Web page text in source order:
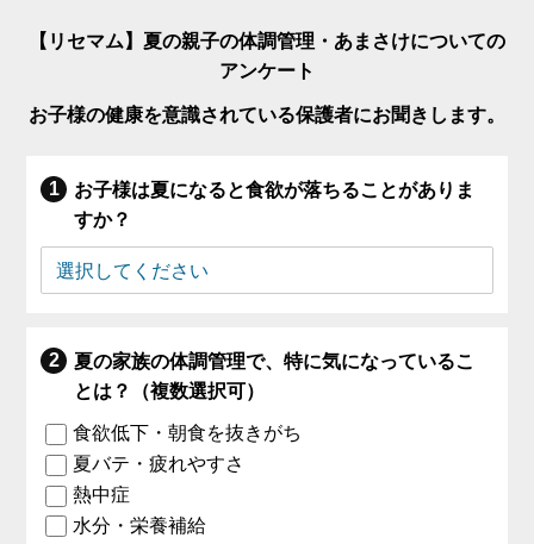
【リセマム】夏の親子の体調管理・あまさけについての
アンケート
お子様の健康を意識されている保護者にお聞きします。
お子様は夏になると食欲が落ちることがありま
すか？
夏の家族の体調管理で、特に気になっているこ
とは？（複数選択可）
食欲低下・朝食を抜きがち
夏バテ・疲れやすさ
熱中症
水分・栄養補給